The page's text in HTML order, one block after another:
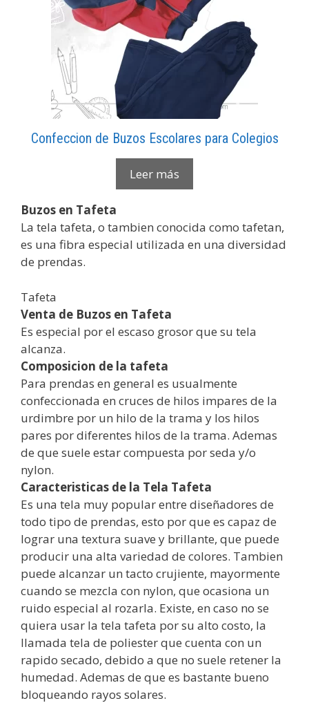
Confeccion de Buzos Escolares para Colegios
Leer más
Buzos en Tafeta
La tela tafeta, o tambien conocida como tafetan,
es una fibra especial utilizada en una diversidad
de prendas.
Tafeta
Venta de Buzos en Tafeta
Es especial por el escaso grosor que su tela
alcanza.
Composicion de la tafeta
Para prendas en general es usualmente
confeccionada en cruces de hilos impares de la
urdimbre por un hilo de la trama y los hilos
pares por diferentes hilos de la trama. Ademas
de que suele estar compuesta por seda y/o
nylon.
Caracteristicas de la Tela Tafeta
Es una tela muy popular entre diseñadores de
todo tipo de prendas, esto por que es capaz de
lograr una textura suave y brillante, que puede
producir una alta variedad de colores. Tambien
puede alcanzar un tacto crujiente, mayormente
cuando se mezcla con nylon, que ocasiona un
ruido especial al rozarla. Existe, en caso no se
quiera usar la tela tafeta por su alto costo, la
llamada tela de poliester que cuenta con un
rapido secado, debido a que no suele retener la
humedad. Ademas de que es bastante bueno
bloqueando rayos solares.